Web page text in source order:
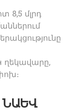
8,5 մլրդ
ղեկավարը,
ՆԱԵՎ